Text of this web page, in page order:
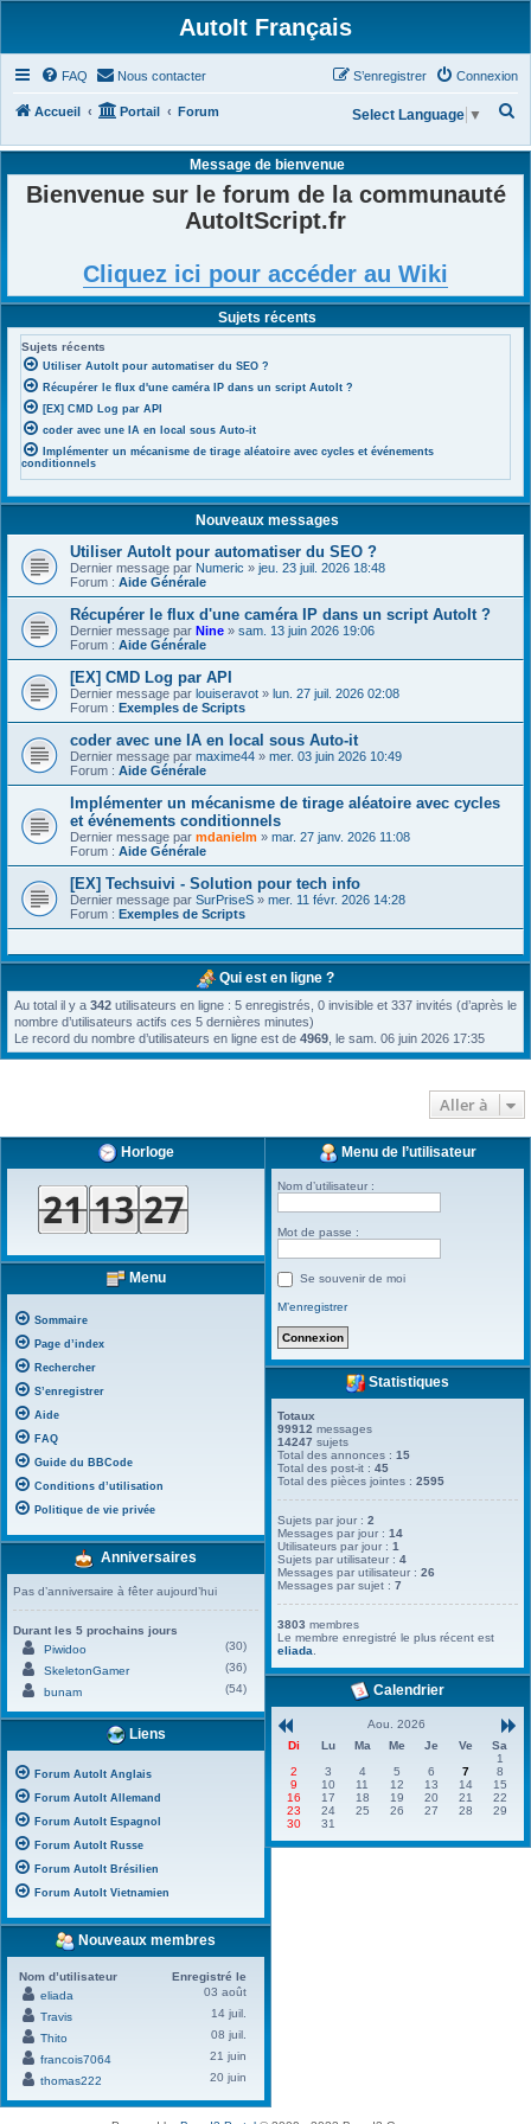
AutoIt Français
FAQ Nous contacter Connexion
S’enregistrer
Accueil Portail Forum
h
Select Language ▼
Message de bienvenue
Bienvenue sur le forum de la communauté
AutoItScript.fr
Cliquez ici pour accéder au Wiki
Sujets récents
Sujets récents
Utiliser AutoIt pour automatiser du SEO ?
Récupérer le flux d'une caméra IP dans un script AutoIt ?
[EX] CMD Log par API
coder avec une IA en local sous Auto-it
Implémenter un mécanisme de tirage aléatoire avec cycles et événements
conditionnels
Nouveaux messages
Utiliser AutoIt pour automatiser du SEO ?
Dernier message par Numeric » jeu. 23 juil. 2026 18:48
Forum : Aide Générale
Récupérer le flux d'une caméra IP dans un script AutoIt ?
Dernier message par Nine » sam. 13 juin 2026 19:06
Forum : Aide Générale
[EX] CMD Log par API
Dernier message par louiseravot » lun. 27 juil. 2026 02:08
Forum : Exemples de Scripts
coder avec une IA en local sous Auto-it
Dernier message par maxime44 » mer. 03 juin 2026 10:49
Forum : Aide Générale
Implémenter un mécanisme de tirage aléatoire avec cycles
et événements conditionnels
Dernier message par mdanielm » mar. 27 janv. 2026 11:08
Forum : Aide Générale
[EX] Techsuivi - Solution pour tech info
Dernier message par SurPriseS » mer. 11 févr. 2026 14:28
Forum : Exemples de Scripts
Qui est en ligne ?
Au total il y a 342 utilisateurs en ligne : 5 enregistrés, 0 invisible et 337 invités (d’après le
nombre d’utilisateurs actifs ces 5 dernières minutes)
Le record du nombre d’utilisateurs en ligne est de 4969 , le sam. 06 juin 2026 17:35
Aller à
Horloge
Menu
Sommaire
Page d’index
Rechercher
S’enregistrer
Aide
FAQ
Guide du BBCode
Conditions d’utilisation
Politique de vie privée
Anniversaires
Pas d’anniversaire à fêter aujourd’hui
Durant les 5 prochains jours
Piwidoo
(30)
SkeletonGamer
(36)
bunam
(54)
Liens
Forum AutoIt Anglais
Forum AutoIt Allemand
Forum AutoIt Espagnol
Forum AutoIt Russe
Forum AutoIt Brésilien
Forum AutoIt Vietnamien
Nouveaux membres
Nom d’utilisateur
Enregistré le
eliada
03 août
Travis
14 juil.
Thito
08 juil.
francois7064
21 juin
thomas222
20 juin
Menu de l’utilisateur
Nom d’utilisateur :
Mot de passe :
Se souvenir de moi
M’enregistrer
Statistiques
Totaux
99912 messages
14247 sujets
Total des annonces :15
Total des post-it :45
Total des pièces jointes :2595
Sujets par jour :2
Messages par jour :14
Utilisateurs par jour :1
Sujets par utilisateur :4
Messages par utilisateur :26
Messages par sujet :7
3803 membres
Le membre enregistré le plus récent est
eliada
Calendrier
Aou. 2026
Di
Lu Ma Me Je Ve
Sa
1
2
3 4 5 6 7
8
9
10 11 12 13 14
15
16
17 18 19 20 21
22
23
24 25 26 27 28
29
30
31